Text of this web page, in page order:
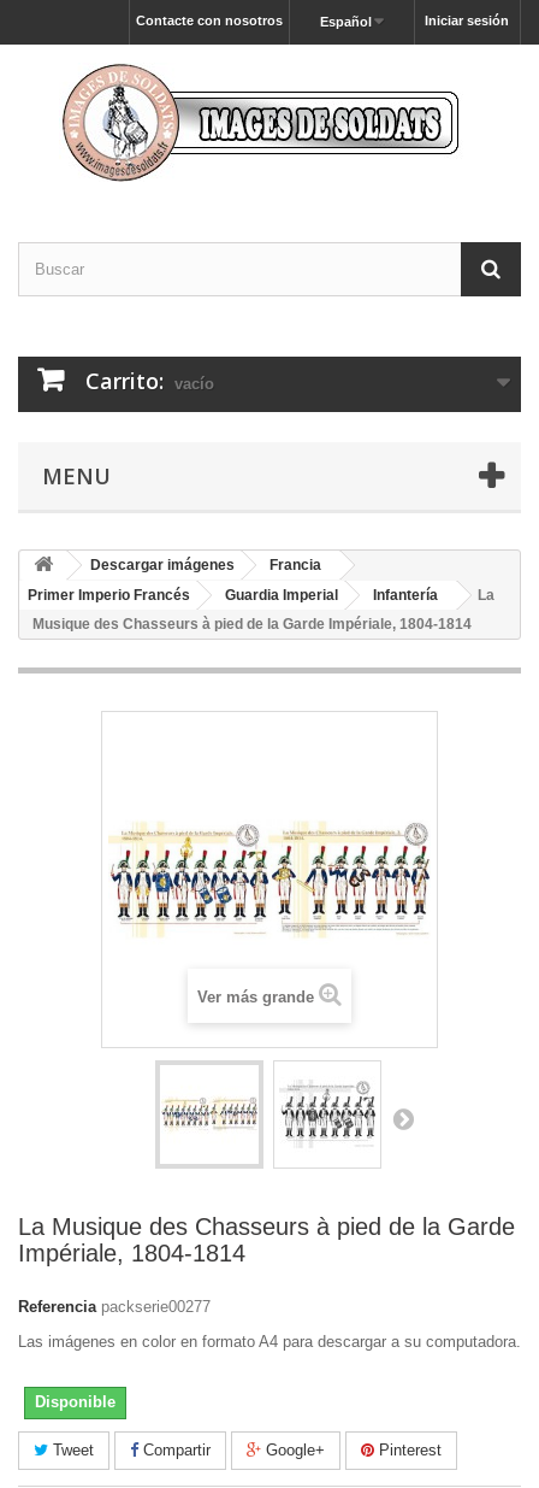
Iniciar sesión
Español
Contacte con nosotros
Carrito: vacío
MENU
Descargar imágenes
Francia
Primer Imperio Francés
Guardia Imperial Infantería
La
Musique des Chasseurs à pied de la Garde Impériale, 1804-1814
Ver más grande
La Musique des Chasseurs à pied de la Garde
Impériale, 1804-1814
Referencia packserie00277
Las imágenes en color en formato A4 para descargar a su computadora.
Disponible
Tweet Compartir Google+ Pinterest